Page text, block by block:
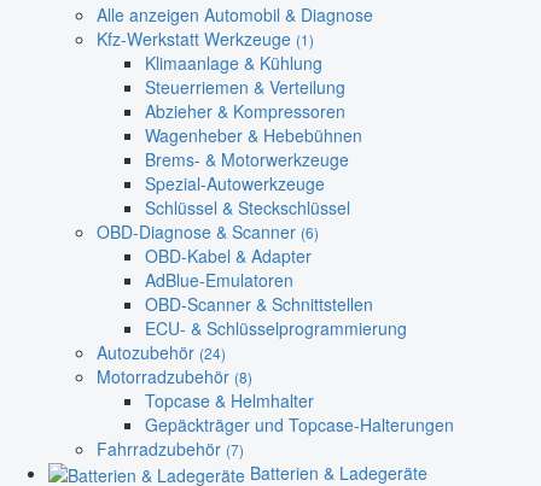
Alle anzeigen Automobil & Diagnose
Kfz-Werkstatt Werkzeuge (1)
Klimaanlage & Kühlung
Steuerriemen & Verteilung
Abzieher & Kompressoren
Wagenheber & Hebebühnen
Brems- & Motorwerkzeuge
Spezial-Autowerkzeuge
Schlüssel & Steckschlüssel
OBD-Diagnose & Scanner (6)
OBD-Kabel & Adapter
AdBlue-Emulatoren
OBD-Scanner & Schnittstellen
ECU- & Schlüsselprogrammierung
Autozubehör (24)
Motorradzubehör (8)
Topcase & Helmhalter
Gepäckträger und Topcase-Halterungen
Fahrradzubehör (7)
Batterien & Ladegeräte